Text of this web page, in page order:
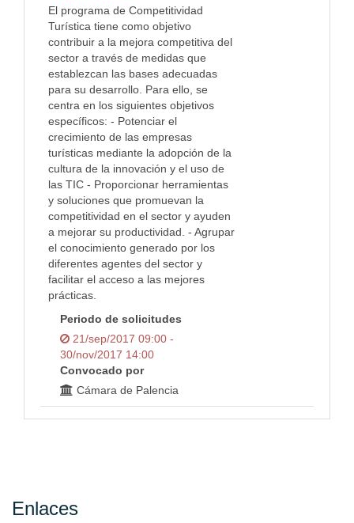
El programa de Competitividad
Turística tiene como objetivo
contribuir a la mejora competitiva del
sector a través de medidas que
establezcan las bases adecuadas
para su desarrollo. Para ello, se
centra en los siguientes objetivos
específicos: - Potenciar el
crecimiento de las empresas
turísticas mediante la adopción de la
cultura de la innovación y el uso de
las TIC - Proporcionar herramientas
y soluciones que promuevan la
competitividad en el sector y ayuden
a mejorar su productividad. - Agrupar
el conocimiento generado por los
diferentes agentes del sector y
facilitar el acceso a las mejores
prácticas.
Periodo de solicitudes
21/sep/2017 09:00 -
30/nov/2017 14:00
Convocado por
Cámara de Palencia
Enlaces